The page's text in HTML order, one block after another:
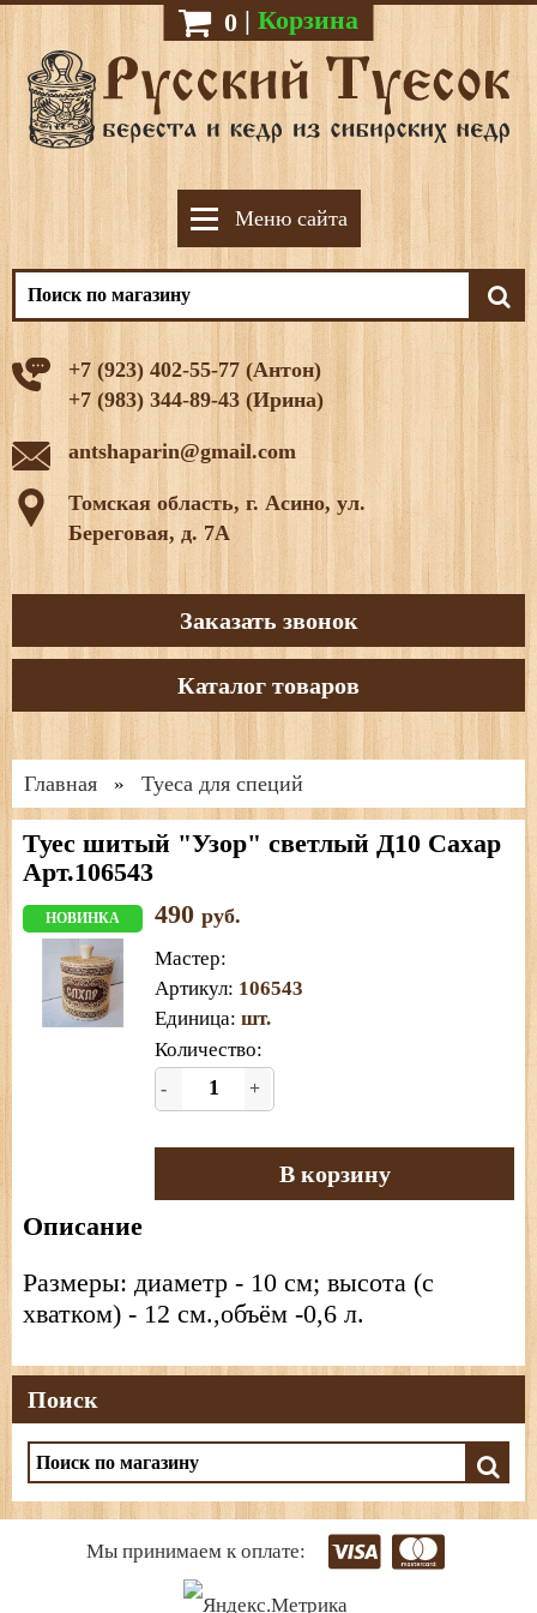
0 | Корзина
Меню сайта
+7 (923) 402-55-77 (Антон)
+7 (983) 344-89-43 (Ирина)
antshaparin@gmail.com
Томская область, г. Асино, ул.
Береговая, д. 7А
Заказать звонок
Каталог товаров
Главная » Туеса для специй
Туес шитый "Узор" светлый Д10 Сахар
Арт.106543
НОВИНКА 490 руб.
Мастер:
Артикул: 106543
Единица: шт.
Количество:
- +
В корзину
Описание
Размеры: диаметр - 10 см; высота (с
хватком) - 12 см.,объём -0,6 л.
Поиск
Мы принимаем к оплате: